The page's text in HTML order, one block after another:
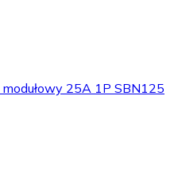
25A 1P SBN125